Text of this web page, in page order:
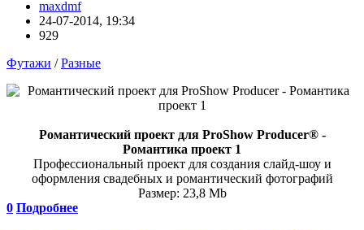
maxdmf
24-07-2014, 19:34
929
Футажи /Разные
Романтический проект для ProShow Producer® -
Романтика проект 1
Профессиональный проект для создания слайд-шоу и
оформления свадебных и романтический фотографий
Размер: 23,8 Mb
0 Подробнее